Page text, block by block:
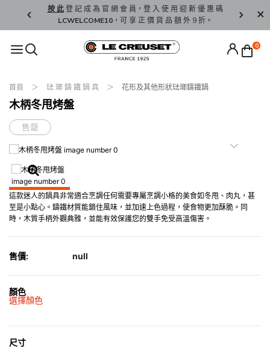
按 此登 記 成 為 官 網 會 員，登 入 使 用 迎 新 優 惠 碼
LCWELCOME10，可 享 正 價 貨 品 額 外 9 折。
香 港 / 澳
0
首頁 琺 瑯 鑄 鐵 鍋 具 花形及其他形狀琺瑯鑄鐵鍋
木柄冬甩烤盤
售罄
這款迷人的鍋具非常適合烹調任何需要專屬烹調小格的美食如冬甩、肉丸，甚
至是小點心。鑄鐵材質能鎖住風味，並加速上色過程，使食物更加酥脆。同
時，木質手柄外觀典雅，並能有效保護您的雙手免受高溫傷害。
售價: null
顏色
選擇顏色
尺寸